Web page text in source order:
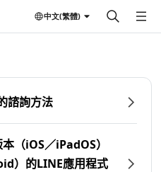
中文(繁體)
諮詢方法
（iOS／iPadOS）
）的LINE應用程式